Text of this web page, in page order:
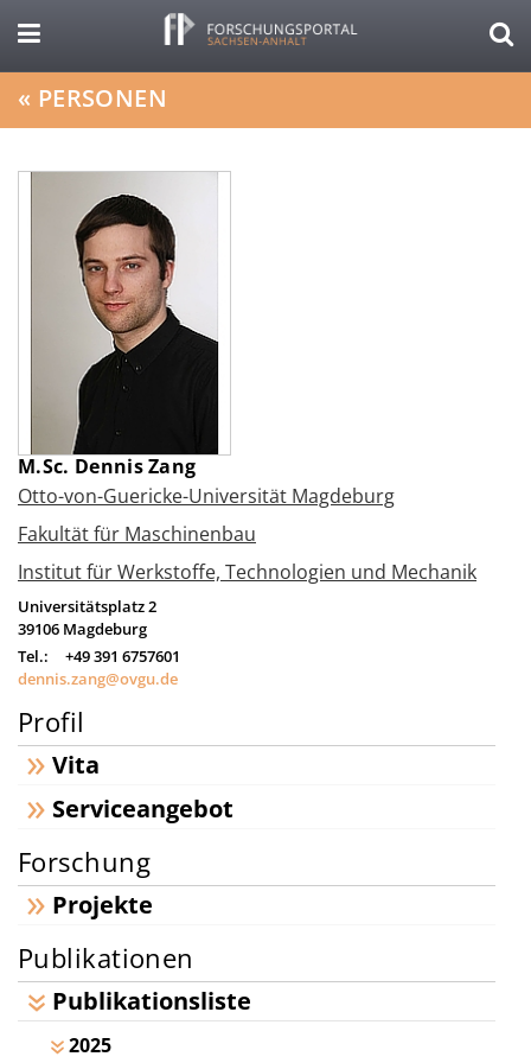
« PERSONEN
M.Sc. Dennis Zang
Otto-von-Guericke-Universität Magdeburg
Fakultät für Maschinenbau
Institut für Werkstoffe, Technologien und Mechanik
Universitätsplatz 2
39106 Magdeburg
Tel.:
+49 391 6757601
dennis.zang@ovgu.de
Profil
Vita
Serviceangebot
Forschung
Projekte
Publikationen
Publikationsliste
2025